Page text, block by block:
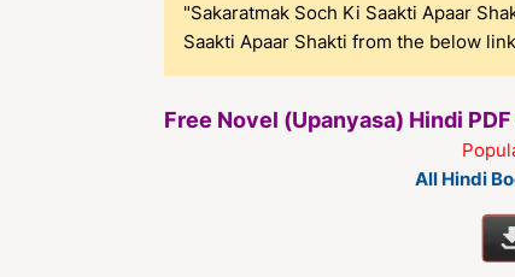
"Sakaratmak Soch Ki Saakti Apaar
Saakti Apaar Shakti from the below
Free Novel (Upanyasa) Hindi
All Hindi